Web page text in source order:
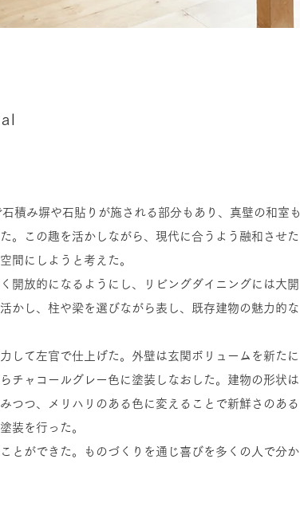
積み塀や石貼りが施される部分もあり、真壁の和室も
。この趣を活かしながら、現代に合うよう融和させた
間にしようと考えた。
開放的になるようにし、リビングダイニングには大開
かし、柱や梁を選びながら表し、既存建物の魅力的な
して左官で仕上げた。外壁は玄関ボリュームを新たに
チャコールグレー色に塗装しなおした。建物の形状は
つつ、メリハリのある色に変えることで新鮮さのある
装を行った。
とができた。ものづくりを通じ喜びを多くの人で分か